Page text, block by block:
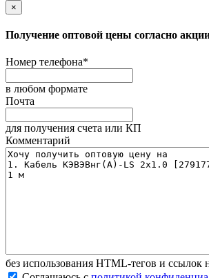
×
Получение оптовой цены согласно
Номер телефона*
в любом формате
Почта
для получения счета или КП
Комментарий
без иcпользования HTML-тегов и ссылок